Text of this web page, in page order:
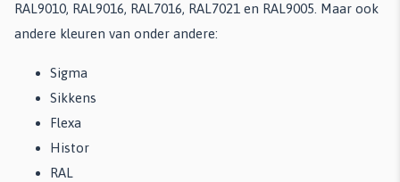
RAL9010, RAL9016, RAL7016, RAL7021 en RAL9005. Maar ook
andere kleuren van onder andere:
Sigma
Sikkens
Flexa
Histor
RAL